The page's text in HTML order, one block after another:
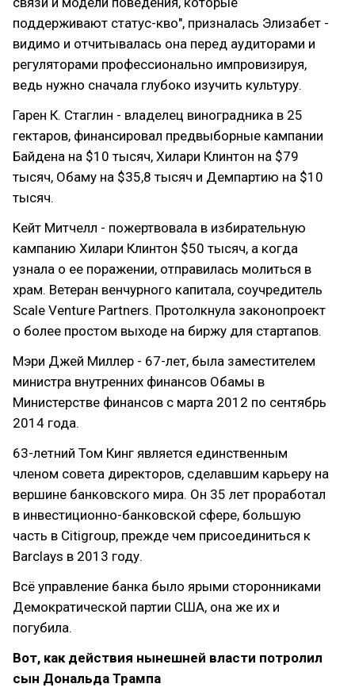
поддерживают статус-кво", призналась Элизабет -
видимо и отчитывалась она перед аудиторами и
регуляторами профессионально импровизируя,
ведь нужно сначала глубоко изучить культуру.
Гарен К. Стаглин - владелец виноградника в 25
гектаров, финансировал предвыборные кампании
Байдена на $10 тысяч, Хилари Клинтон на $79
тысяч, Обаму на $35,8 тысяч и Демпартию на $10
тысяч.
Кейт Митчелл - пожертвовала в избирательную
кампанию Хилари Клинтон $50 тысяч, а когда
узнала о ее поражении, отправилась молиться в
храм. Ветеран венчурного капитала, соучредитель
Scale Venture Partners. Протолкнула законопроект
о более простом выходе на биржу для стартапов.
Мэри Джей Миллер - 67-лет, была заместителем
министра внутренних финансов Обамы в
Министерстве финансов с марта 2012 по сентябрь
2014 года.
63-летний Том Кинг является единственным
членом совета директоров, сделавшим карьеру на
вершине банковского мира. Он 35 лет проработал
в инвестиционно-банковской сфере, большую
часть в Citigroup, прежде чем присоединиться к
Barclays в 2013 году.
Всё управление банка было ярыми сторонниками
Демократической партии США, она же их и
погубила.
Вот, как действия нынешней власти потролил
сын Дональда Трампа